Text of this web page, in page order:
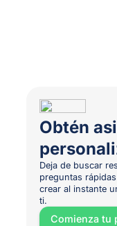
Obtén
Deja de buscar
preguntas
crear al instante
ti.
Comienza tu